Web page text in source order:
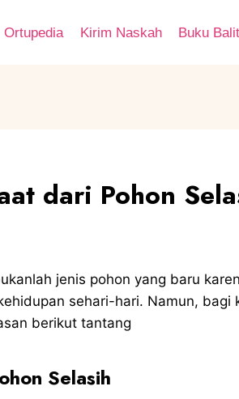
Ortupedia Kirim Naskah Buku
dari Pohon
jenis pohon yang baru
sehari-hari. Namun, bagi
berikut tantang
Selasih